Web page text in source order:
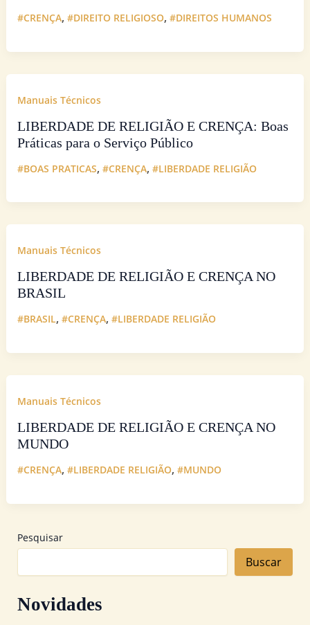
#CRENÇA, #DIREITO RELIGIOSO, #DIREITOS HUMANOS
Manuais Técnicos
LIBERDADE DE RELIGIÃO E CRENÇA: Boas
Práticas para o Serviço Público
#BOAS PRATICAS, #CRENÇA, #LIBERDADE RELIGIÃO
Manuais Técnicos
LIBERDADE DE RELIGIÃO E CRENÇA NO
BRASIL
#BRASIL, #CRENÇA, #LIBERDADE RELIGIÃO
Manuais Técnicos
LIBERDADE DE RELIGIÃO E CRENÇA NO
MUNDO
#CRENÇA, #LIBERDADE RELIGIÃO, #MUNDO
Pesquisar
Buscar
Novidades